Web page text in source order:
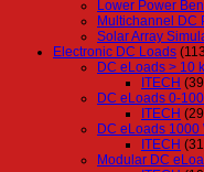
Lower Power
Multichannel DC
Solar Array
Electronic DC Loads
DC eLoads > 10
ITECH
DC eLoads 0-
ITECH
DC eLoads 1000
ITECH
Modular DC